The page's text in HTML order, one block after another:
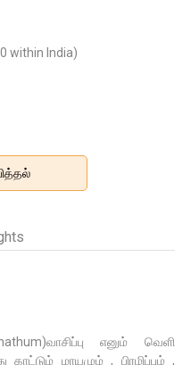
within India)
எனும் வெளி
மாயமும் , பிரமிப்பும் ,